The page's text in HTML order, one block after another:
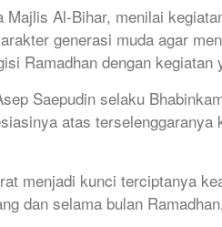
Majlis Al-Bihar, menilai
generasi muda agar
Ramadhan dengan kegiatan
Saepudin selaku
atas terselenggaranya
menjadi kunci terciptanya
dan selama bulan